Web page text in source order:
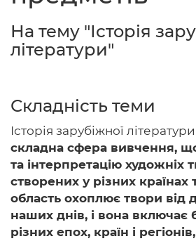
На тему "Історія
літератури"
Складність теми
Історія зарубіжної літератури
складна сфера вивчення,
та інтерпретацію художніх
створених у різних країнах
область охоплює твори від
наших днів, і вона включає
різних епох, країн і
Головна
Авторам
Умови